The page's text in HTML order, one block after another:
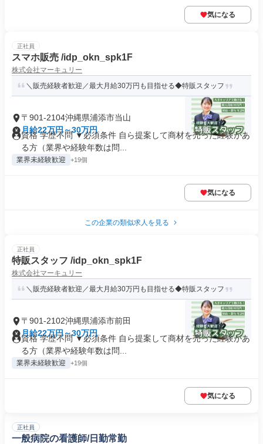
気になる
正社員
スマホ販売 /idp_okn_spk1F
株式会社マーキュリー
＼販売経験者歓迎／最大月給30万円も目指せる◆特販スタッフ
〒901-2104沖縄県浦添市当山
月給22万円～30万円
資格 学歴不問 ▼必須条件 自ら提案して商材を売った経験があ
る方（業界や経験年数は問...
業界未経験歓迎 +19個
気になる
この企業の類似求人を見る
正社員
特販スタッフ /idp_okn_spk1F
株式会社マーキュリー
＼販売経験者歓迎／最大月給30万円も目指せる◆特販スタッフ
〒901-2102沖縄県浦添市前田
月給22万円～30万円
資格 学歴不問 ▼必須条件 自ら提案して商材を売った経験があ
る方（業界や経験年数は問...
業界未経験歓迎 +19個
気になる
正社員
一般病院の看護師/日勤常勤